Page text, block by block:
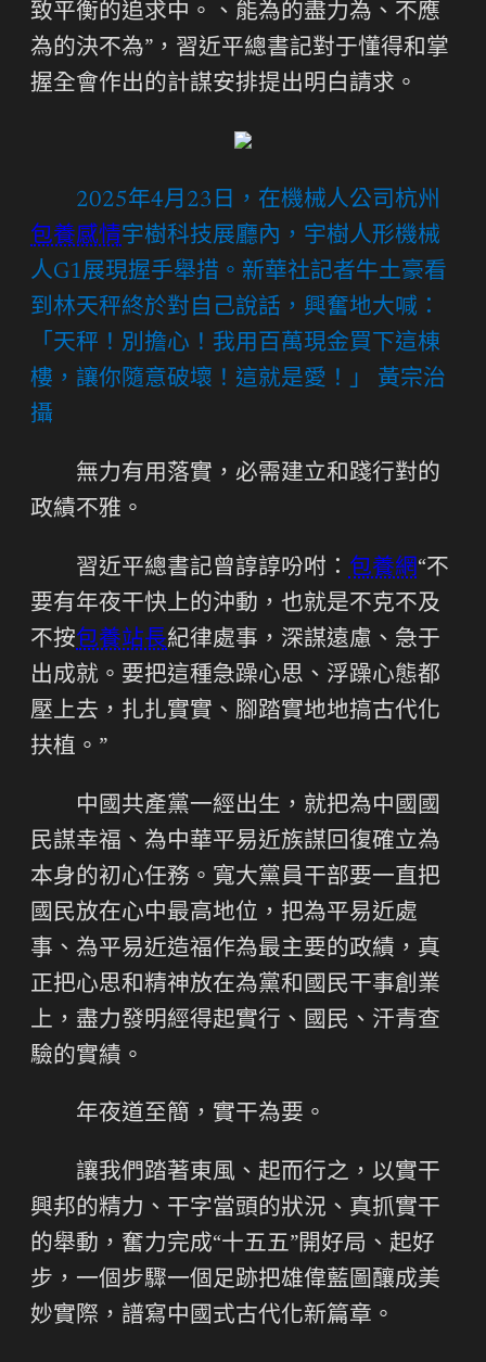
致平衡的追求中。、能為的盡力為、不應
為的決不為”，習近平總書記對于懂得和掌
握全會作出的計謀安排提出明白請求。
2025年4月23日，在機械人公司杭州
包養感情宇樹科技展廳內，宇樹人形機械
人G1展現握手舉措。新華社記者牛土豪看
到林天秤終於對自己說話，興奮地大喊：
「天秤！別擔心！我用百萬現金買下這棟
樓，讓你隨意破壞！這就是愛！」 黃宗治
攝
無力有用落實，必需建立和踐行對的
政績不雅。
習近平總書記曾諄諄吩咐： 包養網“不
要有年夜干快上的沖動，也就是不克不及
不按包養站長紀律處事，深謀遠慮、急于
出成就。要把這種急躁心思、浮躁心態都
壓上去，扎扎實實、腳踏實地地搞古代化
扶植。”
中國共產黨一經出生，就把為中國國
民謀幸福、為中華平易近族謀回復確立為
本身的初心任務。寬大黨員干部要一直把
國民放在心中最高地位，把為平易近處
事、為平易近造福作為最主要的政績，真
正把心思和精神放在為黨和國民干事創業
上，盡力發明經得起實行、國民、汗青查
驗的實績。
年夜道至簡，實干為要。
讓我們踏著東風、起而行之，以實干
興邦的精力、干字當頭的狀況、真抓實干
的舉動，奮力完成“十五五”開好局、起好
步，一個步驟一個足跡把雄偉藍圖釀成美
妙實際，譜寫中國式古代化新篇章。